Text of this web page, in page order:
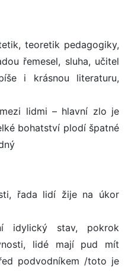
teoretik pedagogiky,
řemesel, sluha, učitel
i krásnou literaturu,
lidmi – hlavní zlo je
bohatství plodí špatné
řada lidí žije na úkor
idylický stav, pokrok
lidé mají pud mít
podvodníkem /toto je